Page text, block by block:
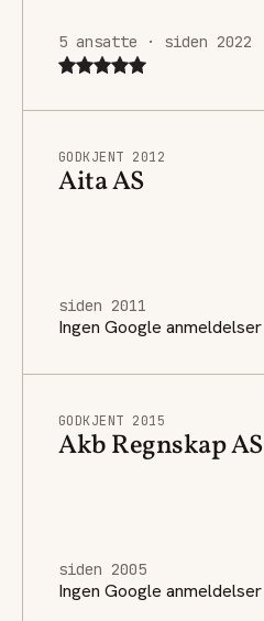
5 ansatte · siden 2022
GODKJENT 2012
Aita AS
siden 2011
Ingen Google anmeldelser
GODKJENT 2015
Akb Regnskap AS
siden 2005
Ingen Google anmeldelser